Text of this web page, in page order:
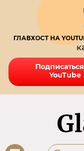
ГЛАВХОСТ НА
YouTube